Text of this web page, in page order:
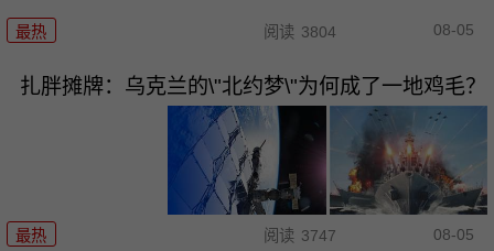
最热 阅读 3804 08-05
扎胖摊牌：乌克兰的\"北约梦\"为何成了一地鸡毛？
最热 阅读 3747 08-05